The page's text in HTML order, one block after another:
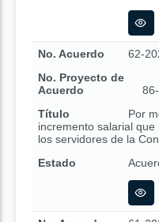
No. Acuerdo
62-
No. Proyecto de
Acuerdo
Título
Por
incremento salarial
los servidores de la
Estado